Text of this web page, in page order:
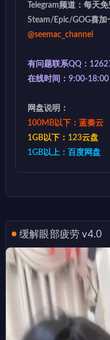
Telegram频道：每天
Steam/Epic/GOG喜
@seemac_channel
有问题联系QQ：
在线时间：9:00-18:00
网盘说明：
100MB以下：蓝奏云
1GB以下：123云盘
1GB以上：百度网盘
缓解眼部疲劳 v4.0